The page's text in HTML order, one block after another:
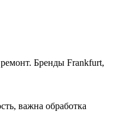
Бренды Frankfurt,
важна обработка